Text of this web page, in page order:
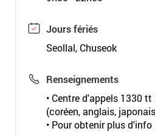
Jours fériés
Seollal, Chuseok
Renseignements
• Centre d'appels 1330 tt
(coréen, anglais,
• Pour obtenir plus